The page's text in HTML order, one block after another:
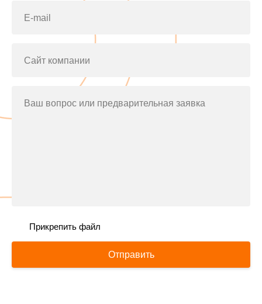
E-mail
Сайт компании
Ваш вопрос или предварительная заявка
Прикрепить файл
Отправить